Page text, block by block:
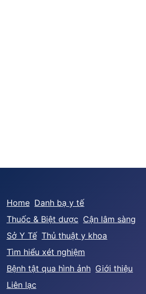
Home Danh bạ y tế
Thuốc & Biệt dược Cận lâm sàng
Sở Y Tế Thủ thuật y khoa
Tìm hiểu xét nghiệm
Bệnh tật qua hình ảnh Giới thiệu
Liên lạc